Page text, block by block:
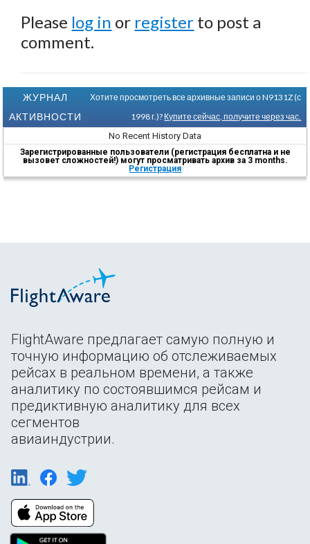
Please log in or register to post a
comment.
ЖУРНАЛ
АКТИВНОСТИ
Хотите просмотреть все архивные записи о N9131Z (с
1998 г.)? Купите сейчас, получите через час.
No Recent History Data
Зарегистрированные пользователи (регистрация бесплатна и не
вызовет сложностей!) могут просматривать архив за 3 months.
Регистрация
FlightAware предлагает самую полную и
точную информацию об отслеживаемых
рейсах в реальном времени, а также
аналитику по состоявшимся рейсам и
предиктивную аналитику для всех
сегментов
авиаиндустрии.